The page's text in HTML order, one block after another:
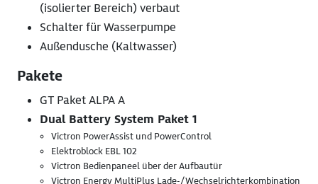
(isolierter Bereich) verbaut
Schalter für Wasserpumpe
Außendusche (Kaltwasser)
Pakete
GT Paket ALPA A
Dual Battery System Paket 1
Victron PowerAssist und PowerControl
Elektroblock EBL 102
Victron Bedienpaneel über der Aufbautür
Victron Energy MultiPlus Lade-/Wechselrichterkombination